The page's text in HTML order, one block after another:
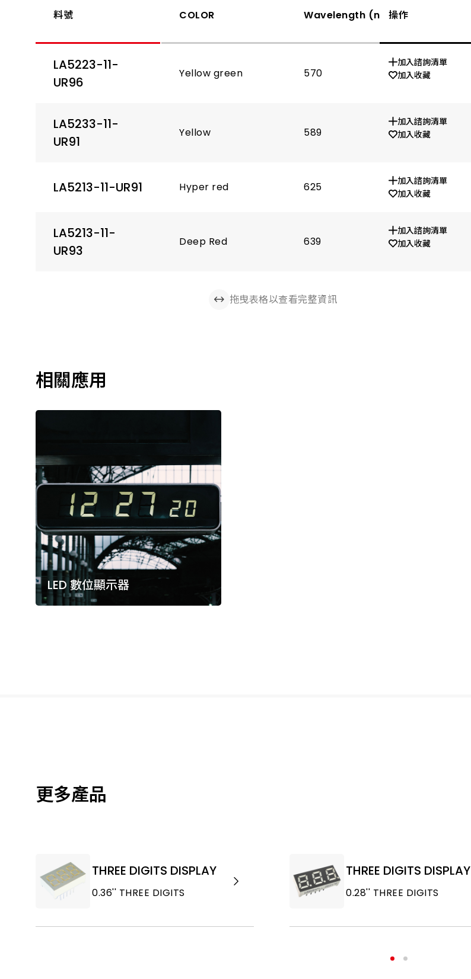
料號 COLOR Wavelength (nm)操作
LA5223-11-
UR96
Yellow green 570 1.9
加入諮詢清單
加入收藏
LA5233-11-
UR91
Yellow 589 1.9
加入諮詢清單
加入收藏
LA5213-11-UR91 Hyper red 625 1.9
加入諮詢清單
加入收藏
LA5213-11-
UR93
Deep Red 639 1.9
加入諮詢清單
加入收藏
拖曳表格以查看完整資訊
相關應用
LED 數位顯示器
更多產品
THREE DIGITS DISPLAY
0.36'' THREE DIGITS
THREE DIGITS DISPLAY
0.28'' THREE DIGITS